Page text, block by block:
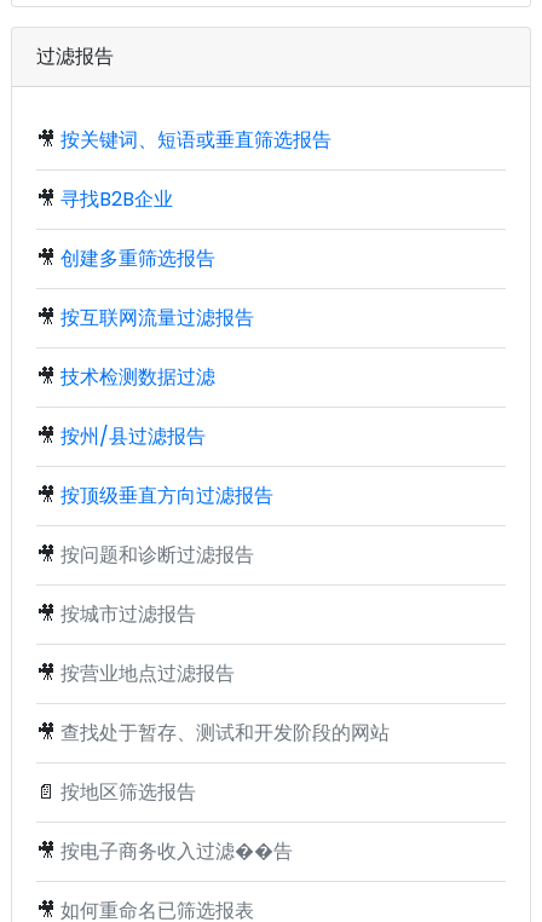
过滤报告
🎥 按关键词、短语或垂直筛选报告
🎥 寻找B2B企业
🎥 创建多重筛选报告
🎥 按互联网流量过滤报告
🎥 技术检测数据过滤
🎥 按州/县过滤报告
🎥 按顶级垂直方向过滤报告
🎥 按问题和诊断过滤报告
🎥 按城市过滤报告
🎥 按营业地点过滤报告
🎥 查找处于暂存、测试和开发阶段的网站
📄 按地区筛选报告
🎥 按电子商务收入过滤��告
🎥 如何重命名已筛选报表